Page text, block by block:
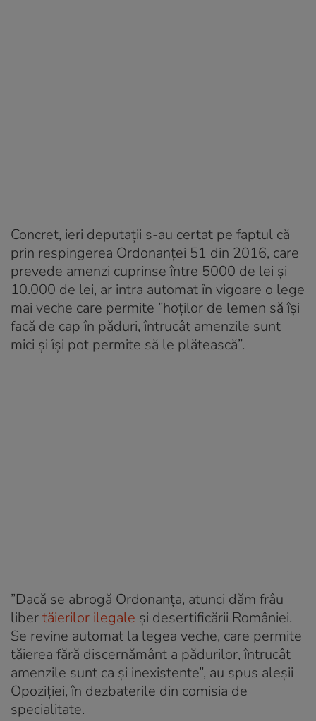
Concret, ieri deputații s-au certat pe faptul că
prin respingerea Ordonanței 51 din 2016, care
prevede amenzi cuprinse între 5000 de lei și
10.000 de lei, ar intra automat în vigoare o lege
mai veche care permite ”hoților de lemen să își
facă de cap în păduri, întrucât amenzile sunt
mici și își pot permite să le plătească”.
”Dacă se abrogă Ordonanța, atunci dăm frâu
libertăierilor ilegale și desertificării României.
Se revine automat la legea veche, care permite
tăierea fără discernământ a pădurilor, întrucât
amenzile sunt ca și inexistente”, au spus aleșii
Opoziției, în dezbaterile din comisia de
specialitate.